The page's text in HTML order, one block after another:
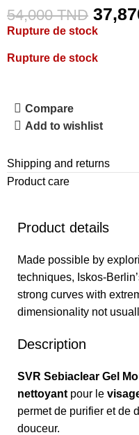
54,000TND
Rupture de stock
Rupture de stock
Compare
Add to wishlist
Shipping and returns
Product care
Product details
Made possible by
techniques, Iskos-
strong curves with
dimensionality not
Description
SVR Sebiaclear Gel
nettoyant pour le
permet de purifier et de
douceur.